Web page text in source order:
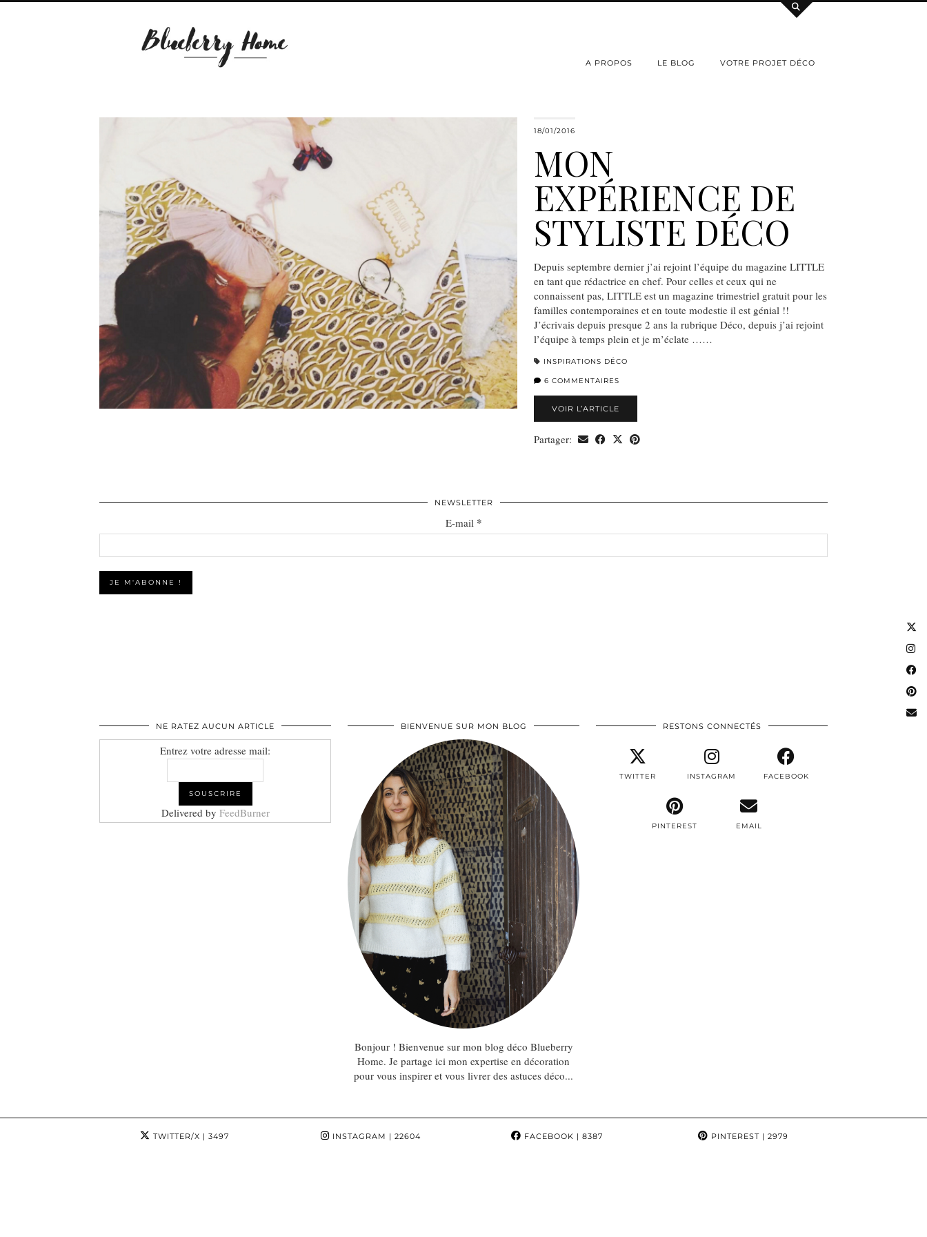
A PROPOS LE BLOG VOTRE PROJET DÉCO
18/01/2016
MON
EXPÉRIENCE DE
STYLISTE DÉCO
Depuis septembre dernier j’ai rejoint l’équipe du magazine LITTLE
en tant que rédactrice en chef. Pour celles et ceux qui ne
connaissent pas, LITTLE est un magazine trimestriel gratuit pour les
familles contemporaines et en toute modestie il est génial !!
J’écrivais depuis presque 2 ans la rubrique Déco, depuis j’ai rejoint
l’équipe à temps plein et je m’éclate ……
INSPIRATIONS DÉCO
6 COMMENTAIRES
VOIR L’ARTICLE
Partager:
NEWSLETTER
E-mail *
NE RATEZ AUCUN ARTICLE
Entrez votre adresse mail:
Delivered by FeedBurner
BIENVENUE SUR MON BLOG
Bonjour ! Bienvenue sur mon blog déco Blueberry
Home. Je partage ici mon expertise en décoration
pour vous inspirer et vous livrer des astuces déco...
RESTONS CONNECTÉS
TWITTER INSTAGRAM FACEBOOK
PINTEREST EMAIL
TWITTER/X | 3497 INSTAGRAM | 22604 FACEBOOK | 8387 PINTEREST| 2979